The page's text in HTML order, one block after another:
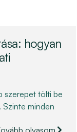
hogyan
szerepet tölti be
Szinte minden
olvasom